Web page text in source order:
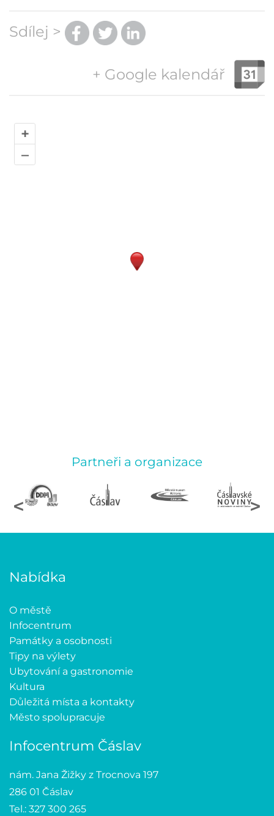
Sdílej >
+ Google kalendář
+
–
Partneři a organizace
< >
Nabídka
O městě
Infocentrum
Památky a osobnosti
Tipy na výlety
Ubytování a gastronomie
Kultura
Důležitá místa a kontakty
Město spolupracuje
Infocentrum Čáslav
nám. Jana Žižky z Trocnova 197
286 01 Čáslav
Tel.: 327 300 265